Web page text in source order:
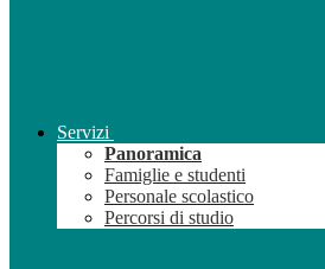
Servizi
Panoramica
Famiglie e studenti
Personale scolastico
Percorsi di studio